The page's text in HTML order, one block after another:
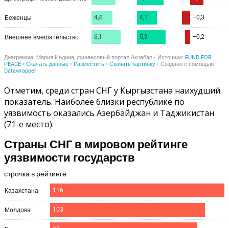
Отметим, среди стран СНГ у Кыргызстана наихудший
показатель. Наиболее близки республике по
уязвимость оказались Азербайджан и Таджикистан
(71-е место).